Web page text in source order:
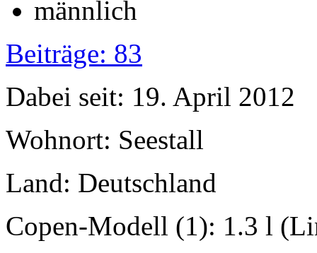
Beiträge: 83
Dabei seit: 19. April 2012
Wohnort: Seestall
Land: Deutschland
Copen-Modell (1): 1.3 l